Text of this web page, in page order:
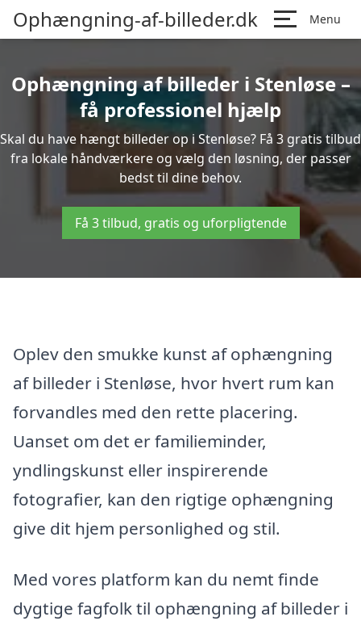
Ophængning-af-billeder.dk Menu
Ophængning af billeder i Stenløse –
få professionel hjælp
Skal du have hængt billeder op i Stenløse? Få 3 gratis tilbud
fra lokale håndværkere og vælg den løsning, der passer
bedst til dine behov.
Få 3 tilbud, gratis og uforpligtende
Oplev den smukke kunst af ophængning
af billeder i Stenløse, hvor hvert rum kan
forvandles med den rette placering.
Uanset om det er familieminder,
yndlingskunst eller inspirerende
fotografier, kan den rigtige ophængning
give dit hjem personlighed og stil.
Med vores platform kan du nemt finde
dygtige fagfolk til ophængning af billeder i